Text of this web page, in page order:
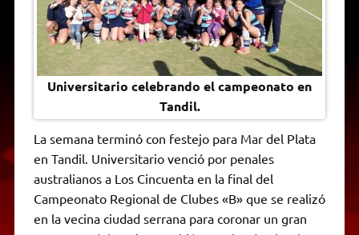
Universitario celebrando el campeonato en
Tandil.
La semana terminó con festejo para Mar del Plata
en Tandil. Universitario venció por penales
australianos a Los Cincuenta en la final del
Campeonato Regional de Clubes «B» que se realizó
en la vecina ciudad serrana para coronar un gran